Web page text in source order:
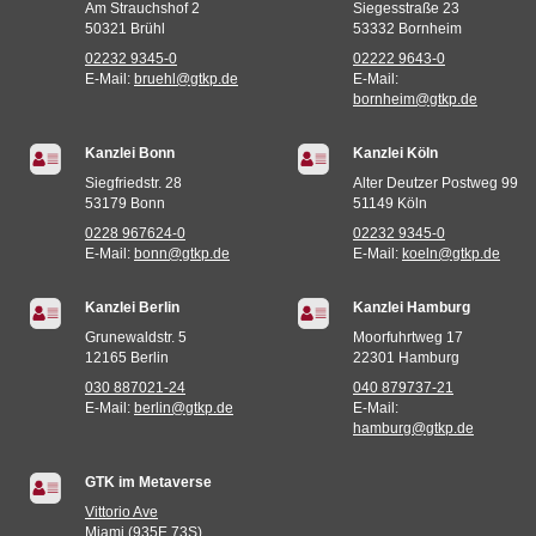
Am Strauchshof 2
50321 Brühl
02232 9345-0
E-Mail: bruehl@gtkp.de
Siegesstraße 23
53332 Bornheim
02222 9643-0
E-Mail:
bornheim@gtkp.de
Kanzlei Bonn
Siegfriedstr. 28
53179 Bonn
0228 967624-0
E-Mail: bonn@gtkp.de
Kanzlei Köln
Alter Deutzer Postweg 99
51149 Köln
02232 9345-0
E-Mail: koeln@gtkp.de
Kanzlei Berlin
Grunewaldstr. 5
12165 Berlin
030 887021-24
E-Mail: berlin@gtkp.de
Kanzlei Hamburg
Moorfuhrtweg 17
22301 Hamburg
040 879737-21
E-Mail:
hamburg@gtkp.de
GTK im Metaverse
Vittorio Ave
Miami (935E,73S)